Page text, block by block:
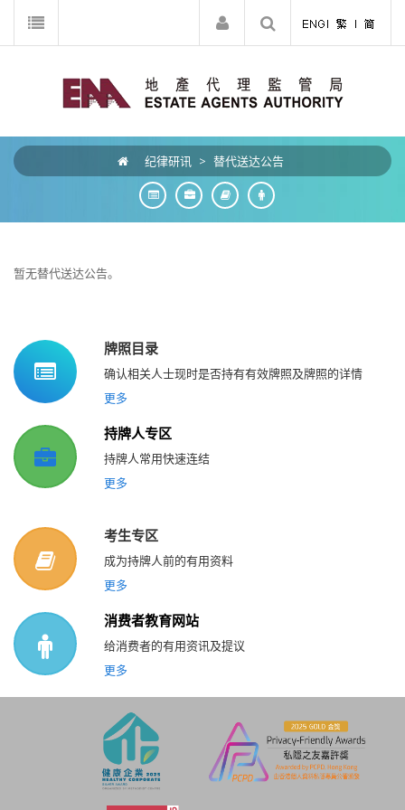
纪律研讯 > 替代送达公告
暂无替代送达公告。
牌照目录
确认相关人士现时是否持有有效牌照及牌照的详情
更多
持牌人专区
持牌人常用快速连结
更多
考生专区
成为持牌人前的有用资料
更多
消费者教育网站
给消费者的有用资讯及提议
更多